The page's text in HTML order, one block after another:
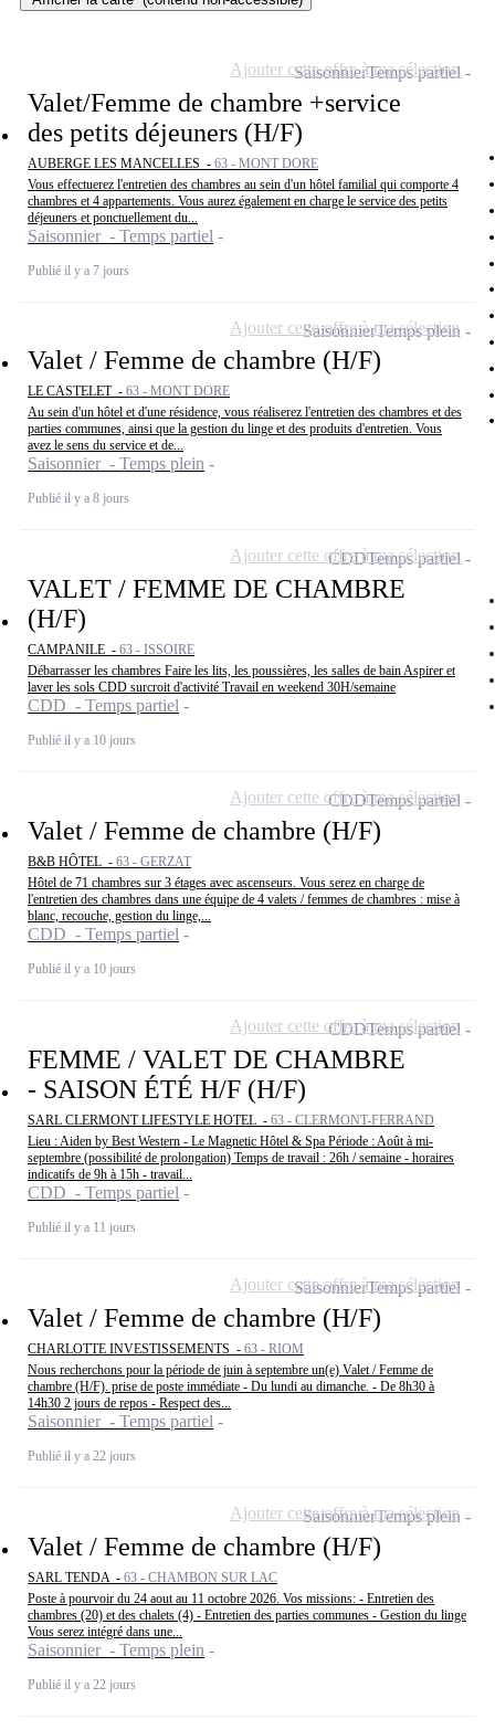
Valet/Femme de chambre +service
des petits déjeuners (H/F)
AUBERGE LES MANCELLES - 63 - MONT DORE
Vous effectuerez l'entretien des chambres au sein d'un hôtel familial qui comporte 4
chambres et 4 appartements. Vous aurez également en charge le service des petits
déjeuners et ponctuellement du...
Saisonnier - Temps partiel
Publié il y a 7 jours
SaisonnierTemps partiel
Ajouter cette offre à ma sélection
Valet / Femme de chambre (H/F)
LE CASTELET - 63 - MONT DORE
Au sein d'un hôtel et d'une résidence, vous réaliserez l'entretien des chambres et des
parties communes, ainsi que la gestion du linge et des produits d'entretien. Vous
avez le sens du service et de...
Saisonnier - Temps plein
Publié il y a 8 jours
SaisonnierTemps plein
Ajouter cette offre à ma sélection
VALET / FEMME DE CHAMBRE
(H/F)
CAMPANILE - 63 - ISSOIRE
Débarrasser les chambres Faire les lits, les poussières, les salles de bain Aspirer et
laver les sols CDD surcroit d'activité Travail en weekend 30H/semaine
CDD - Temps partiel
Publié il y a 10 jours
CDDTemps partiel
Ajouter cette offre à ma sélection
Valet / Femme de chambre (H/F)
B&B HÔTEL - 63 - GERZAT
Hôtel de 71 chambres sur 3 étages avec ascenseurs. Vous serez en charge de
l'entretien des chambres dans une équipe de 4 valets / femmes de chambres : mise à
blanc, recouche, gestion du linge,...
CDD - Temps partiel
Publié il y a 10 jours
CDDTemps partiel
Ajouter cette offre à ma sélection
FEMME / VALET DE CHAMBRE
- SAISON ÉTÉ H/F (H/F)
SARL CLERMONT LIFESTYLE HOTEL - 63 - CLERMONT-FERRAND
Lieu : Aiden by Best Western - Le Magnetic Hôtel & Spa Période : Août à mi-
septembre (possibilité de prolongation) Temps de travail : 26h / semaine - horaires
indicatifs de 9h à 15h - travail...
CDD - Temps partiel
Publié il y a 11 jours
CDDTemps partiel
Ajouter cette offre à ma sélection
Valet / Femme de chambre (H/F)
CHARLOTTE INVESTISSEMENTS - 63 - RIOM
Nous recherchons pour la période de juin à septembre un(e) Valet / Femme de
chambre (H/F). prise de poste immédiate - Du lundi au dimanche. - De 8h30 à
14h30 2 jours de repos - Respect des...
Saisonnier - Temps partiel
Publié il y a 22 jours
SaisonnierTemps partiel
Ajouter cette offre à ma sélection
Valet / Femme de chambre (H/F)
SARL TENDA - 63 - CHAMBON SUR LAC
Poste à pourvoir du 24 aout au 11 octobre 2026. Vos missions: - Entretien des
chambres (20) et des chalets (4) - Entretien des parties communes - Gestion du linge
Vous serez intégré dans une...
Saisonnier - Temps plein
Publié il y a 22 jours
SaisonnierTemps plein
Ajouter cette offre à ma sélection